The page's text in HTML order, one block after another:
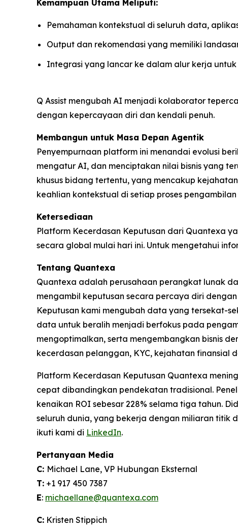
Kemampuan Utama Meliputi:
Pemahaman kontekstual di seluruh data,
Output dan rekomendasi yang memiliki
Integrasi yang lancar ke dalam alur kerja
Q Assist mengubah AI menjadi kolaborator
dengan kepercayaan diri dan kendali penuh.
Membangun untuk Masa Depan Agentik
Penyempurnaan platform ini menandai evolusi
mengatur AI, dan menciptakan nilai bisnis yang
khusus bidang tertentu, yang mencakup
keahlian kontekstual di setiap proses
Ketersediaan
Platform Kecerdasan Keputusan dari Quantexa
secara global mulai hari ini. Untuk mengetahui
Tentang Quantexa
Quantexa adalah perusahaan perangkat lunak
mengambil keputusan secara percaya diri
Keputusan kami mengubah data yang tersekat-
data untuk beralih menjadi berfokus pada
mengoptimalkan, serta mengembangkan bisnis
kecerdasan pelanggan, KYC, kejahatan finansial
Platform Kecerdasan Keputusan Quantexa
cepat dibandingkan pendekatan tradisional.
kenaikan ROI sebesar 228% selama tiga tahun.
seluruh dunia, yang bekerja dengan miliaran titik
ikuti kami di LinkedIn.
Pertanyaan Media
C: Michael Lane, VP Hubungan Eksternal
T: +1 917 450 7387
E: michaellane@quantexa.com
C: Kristen Stippich